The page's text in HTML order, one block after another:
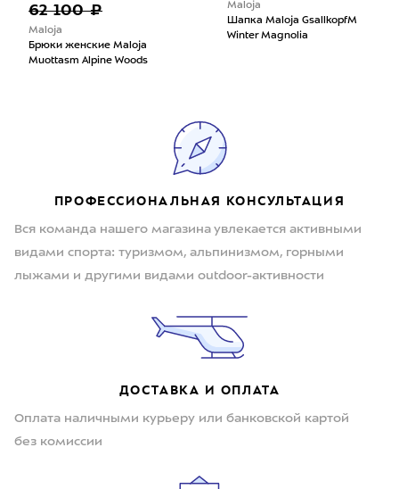
62 100 ₽
Maloja
Брюки женские Maloja
Muottasm Alpine Woods
Maloja
Шапка Maloja GsallkopfM
Winter Magnolia
ПРОФЕССИОНАЛЬНАЯ КОНСУЛЬТАЦИЯ
Вся команда нашего магазина увлекается активными
видами спорта: туризмом, альпинизмом, горными
лыжами и другими видами outdoor-активности
ДОСТАВКА И ОПЛАТА
Оплата наличными курьеру или банковской картой
без комиссии